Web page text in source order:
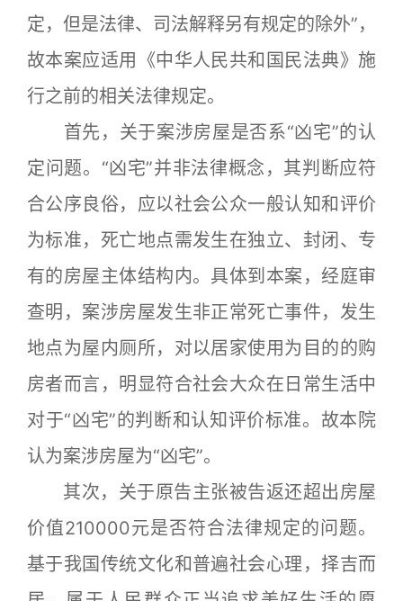
定，但是法律、司法解释另有规定的除外”，
故本案应适用《中华人民共和国民法典》施
行之前的相关法律规定。
首先，关于案涉房屋是否系“凶宅”的认
定问题。“凶宅”并非法律概念，其判断应符
合公序良俗，应以社会公众一般认知和评价
为标准，死亡地点需发生在独立、封闭、专
有的房屋主体结构内。具体到本案，经庭审
查明，案涉房屋发生非正常死亡事件，发生
地点为屋内厕所，对以居家使用为目的的购
房者而言，明显符合社会大众在日常生活中
对于“凶宅”的判断和认知评价标准。故本院
认为案涉房屋为“凶宅”。
其次，关于原告主张被告返还超出房屋
价值210000元是否符合法律规定的问题。
基于我国传统文化和普遍社会心理，择吉而